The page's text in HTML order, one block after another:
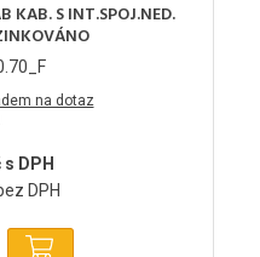
S INT.SPOJ.NED.
na dotaz
DPH
DPH